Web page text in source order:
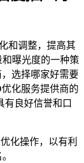
和调整，提高其
曝光度的一种策
选择哪家好需要
化服务提供商的
有良好信誉和口
化操作，以有利